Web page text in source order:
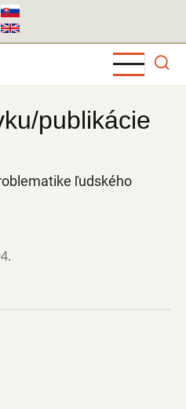
publikácie
ľudského